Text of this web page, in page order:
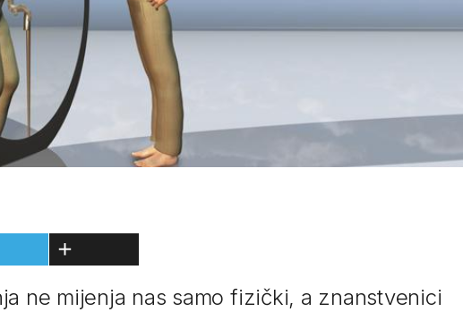
ne mijenja nas samo fizički, a znanstvenici